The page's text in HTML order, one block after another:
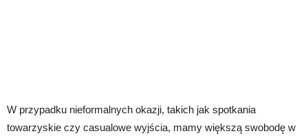
W przypadku nieformalnych okazji, takich jak spotkania
towarzyskie czy casualowe wyjścia, mamy większą swobodę w